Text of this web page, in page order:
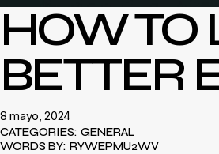
HOW TO
BETTER
8 mayo, 2024
CATEGORIES: GENERAL
WORDS BY: RYWEPMU2WV